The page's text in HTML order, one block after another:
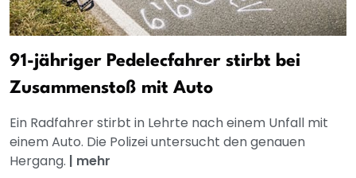
91-jähriger Pedelecfahrer stirbt bei
Zusammenstoß mit Auto
Ein Radfahrer stirbt in Lehrte nach einem Unfall mit
einem Auto. Die Polizei untersucht den genauen
Hergang. | mehr